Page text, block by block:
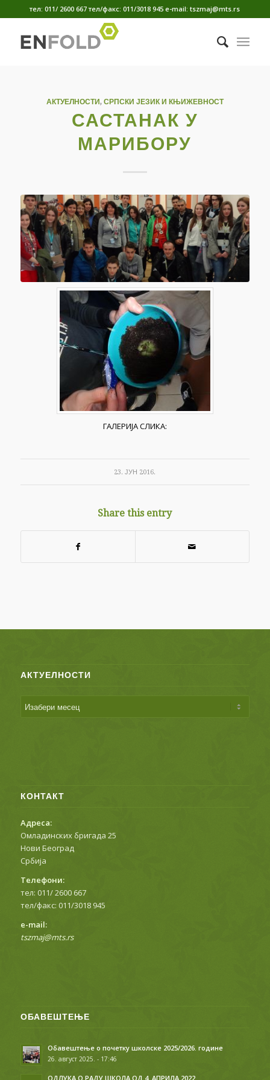
тел: 011/ 2600 667 тел/факс: 011/3018 945 е-mail: tszmaj@mts.rs
АКТУЕЛНОСТИ, СРПСКИ ЈЕЗИК И КЊИЖЕВНОСТ
САСТАНАК У
МАРИБОРУ
ГАЛЕРИЈА СЛИКА:
23. ЈУН 2016.
Share this entry
АКТУЕЛНОСТИ
КОНТАКТ
Адреса:
Омладинских бригада 25
Нови Београд
Србија
Телефони:
тел: 011/ 2600 667
тел/факс: 011/3018 945
е-mail:
tszmaj@mts.rs
ОБАВЕШТЕЊЕ
Обавештење о почетку школске 2025/2026. године
26. август 2025. - 17:46
ОДЛУКА О РАДУ ШКОЛА ОД 4. АПРИЛА 2022.